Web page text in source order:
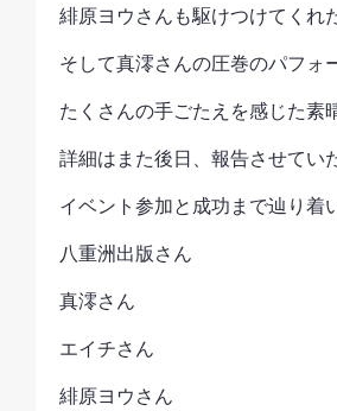
緋原ヨウさんも駆けつけてくれ
そして真澪さんの圧巻のパフォ
たくさんの手ごたえを感じた素
詳細はまた後日、報告させてい
イベント参加と成功まで辿り着
八重洲出版さん
真澪さん
エイチさん
緋原ヨウさん